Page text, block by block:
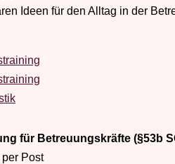
Ideen für den Alltag in der
für Betreuungskräfte (§53b
Post